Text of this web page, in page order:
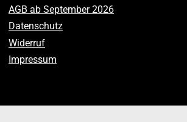
AGB ab September 2026
Datenschutz
Widerruf
Impressum